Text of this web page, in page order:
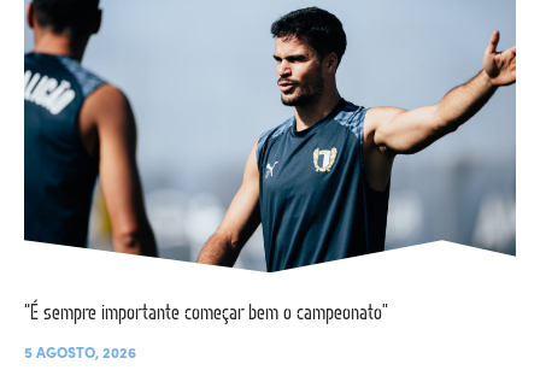
“É sempre importante começar bem o campeonato”
5 AGOSTO, 2026